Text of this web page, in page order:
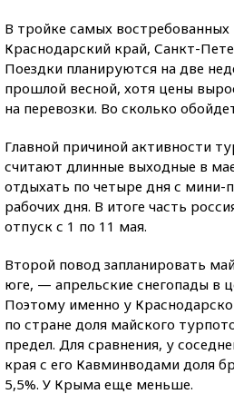
В тройке самых
Краснодарский край, Санкт-
Поездки планируются на две
прошлой весной, хотя цены
на перевозки. Во сколько
Главной причиной активности
считают длинные выходные в
отдыхать по четыре дня с
рабочих дня. В итоге часть
отпуск с 1 по 11 мая.
Второй повод запланировать
юге, — апрельские снегопады в
Поэтому именно у
по стране доля майского
предел. Для сравнения, у
края с его Кавминводами доля
5,5%. У Крыма еще меньше.